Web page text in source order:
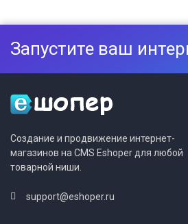
Запустите ваш
Создание и продвижение интернет-
магазинов на CMS Eshoper для любой
товарной ниши.
support@eshoper.ru